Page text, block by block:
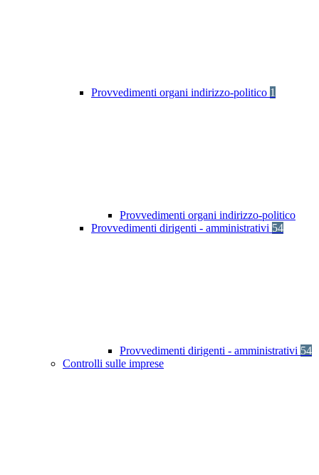
Provvedimenti organi indirizzo-politico 1
Provvedimenti organi indirizzo-politico
Provvedimenti dirigenti - amministrativi 54
Provvedimenti dirigenti - amministrativi 54
Controlli sulle imprese